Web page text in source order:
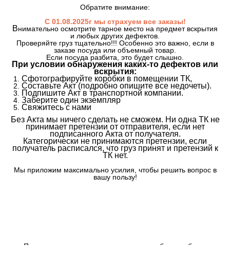
Обратите внимание:
С 01.08.2025г мы страхуем все заказы!
Внимательно осмотрите тарное место на предмет вскрытия
и любых других дефектов.
Проверяйте груз тщательно!!! Особенно это важно, если в
заказе посуда или объемный товар.
Если посуда разбита, это будет слышно.
При условии обнаружения каких-то дефектов или
вскрытия:
Сфотографируйте коробки в помещении ТК,
Составьте Акт (подробно опишите все недочеты).
Подпишите Акт в транспортной компании.
Заберите один экземпляр
Свяжитесь с нами
Без Акта мы ничего сделать не сможем. Ни одна ТК не
принимает претензии от отправителя, если нет
подписанного Акта от получателя.
Категорически не принимаются претензии, если
получатель расписался, что груз принят и претензий к
ТК нет.
Мы приложим максимально усилия, чтобы решить вопрос в
вашу пользу!
По всем вопросам свяжитесь с нами любым удобным